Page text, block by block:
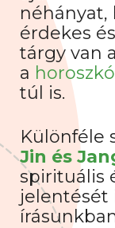
néhányat,
érdekes
tárgy van a
a
túl is.
Különféle
Jin és
spirituális
jelentését